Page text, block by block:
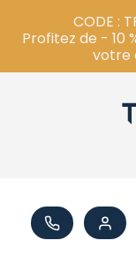
CODE :
Profitez de - 10
votre